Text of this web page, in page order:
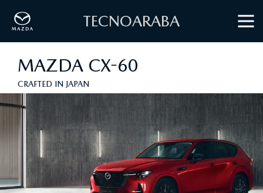
TECNOARABA
MAZDA CX-60
CRAFTED IN JAPAN